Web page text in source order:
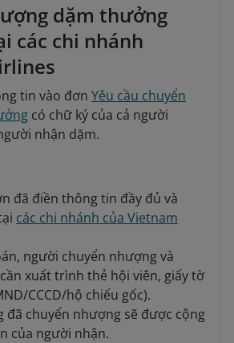
dặm thưởng
các chi nhánh
tin vào đơn Yêu cầu chuyển
có chữ ký của cả người
nhận dặm.
đã điền thông tin đầy đủ và
các chi nhánh của Vietnam
người chuyển nhượng và
xuất trình thẻ hội viên, giấy tờ
CCCD/hộ chiếu gốc).
đã chuyển nhượng sẽ được cộng
của người nhận.